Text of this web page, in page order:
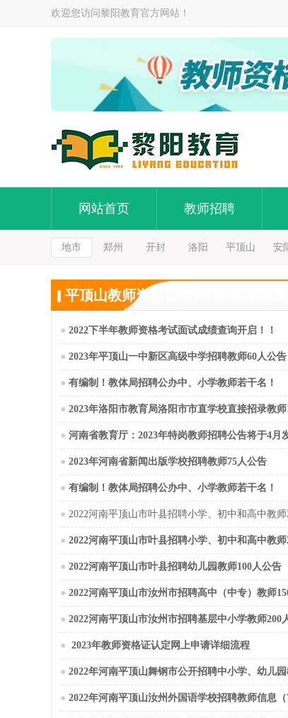
欢迎您访问黎阳教育官方网站！
网站首页 教师招聘
地市 郑州 开封 洛阳 平顶山 安
平顶山教师资格证培训[官方]指定报
● 2022下半年教师资格考试面试成绩查询开启！！
● 2023年平顶山一中新区高级中学招聘教师60人公告
● 有编制！教体局招聘公办中、小学教师若干名！
● 2023年洛阳市教育局洛阳市市直学校直接招录教
● 河南省教育厅：2023年特岗教师招聘公告将于4月
● 2023年河南省新闻出版学校招聘教师75人公告
● 有编制！教体局招聘公办中、小学教师若干名！
● 2022河南平顶山市叶县招聘小学、初中和高中教
● 2022河南平顶山市叶县招聘小学、初中和高中教
● 2022河南平顶山市叶县招聘幼儿园教师100人公告
● 2022河南平顶山市汝州市招聘高中（中专）教师
● 2022河南平顶山市汝州市招聘基层中小学教师200
● 2023年教师资格证认定网上申请详细流程
● 2022年河南平顶山舞钢市公开招聘中小学、幼儿
● 2022年河南平顶山汝州外国语学校招聘教师信息（